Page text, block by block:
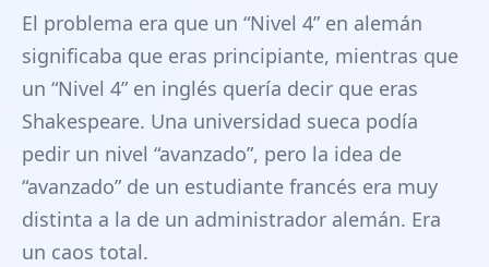
El problema era que un “Nivel 4” en alemán
significaba que eras principiante, mientras que
un “Nivel 4” en inglés quería decir que eras
Shakespeare. Una universidad sueca podía
pedir un nivel “avanzado”, pero la idea de
“avanzado” de un estudiante francés era muy
distinta a la de un administrador alemán. Era
un caos total.